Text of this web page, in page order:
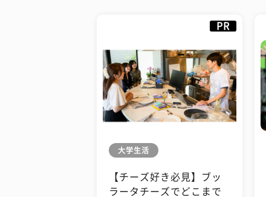
PR
大学生活
【チーズ好き必見】ブッ
ラータチーズでどこまで